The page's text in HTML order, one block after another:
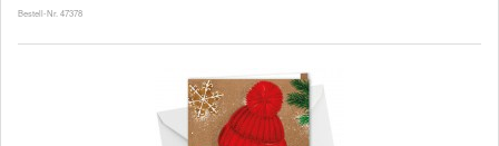
Bestell-Nr. 47378